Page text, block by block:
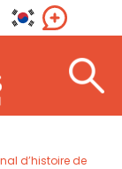
d’histoire de